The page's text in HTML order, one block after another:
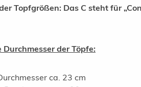
Topfgrößen: Das C steht für
Durchmesser der Töpfe:
ca. 23 cm